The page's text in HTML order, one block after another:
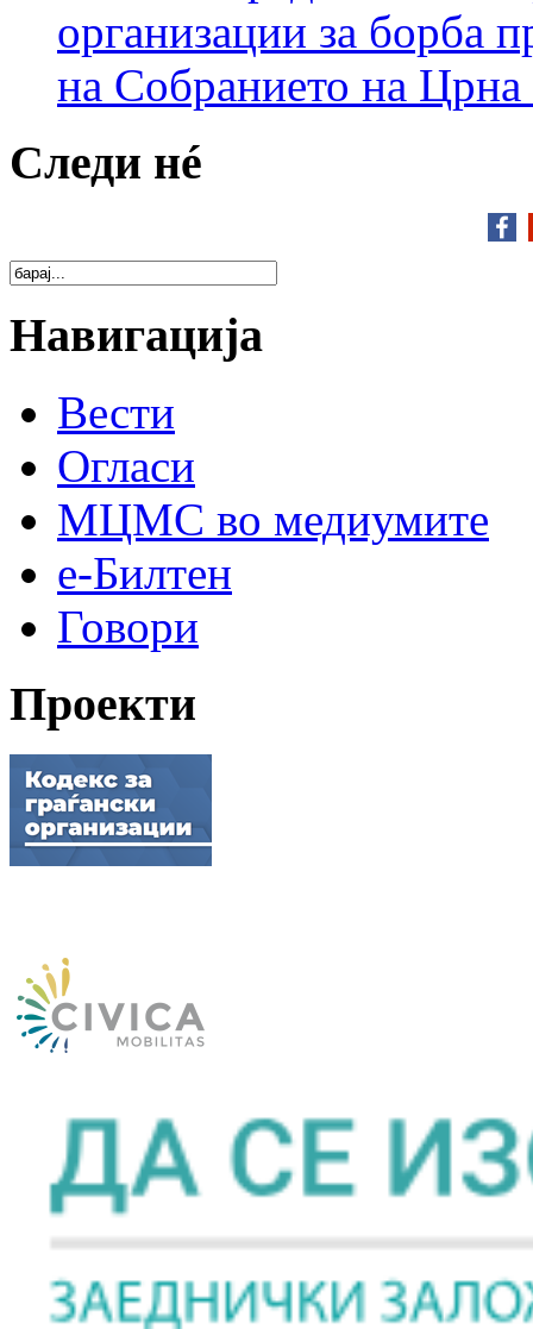
организации за борба
на Собранието на Црна
Следи нé
Навигација
Вести
Огласи
МЦМС во медиумите
е-Билтен
Говори
Проекти